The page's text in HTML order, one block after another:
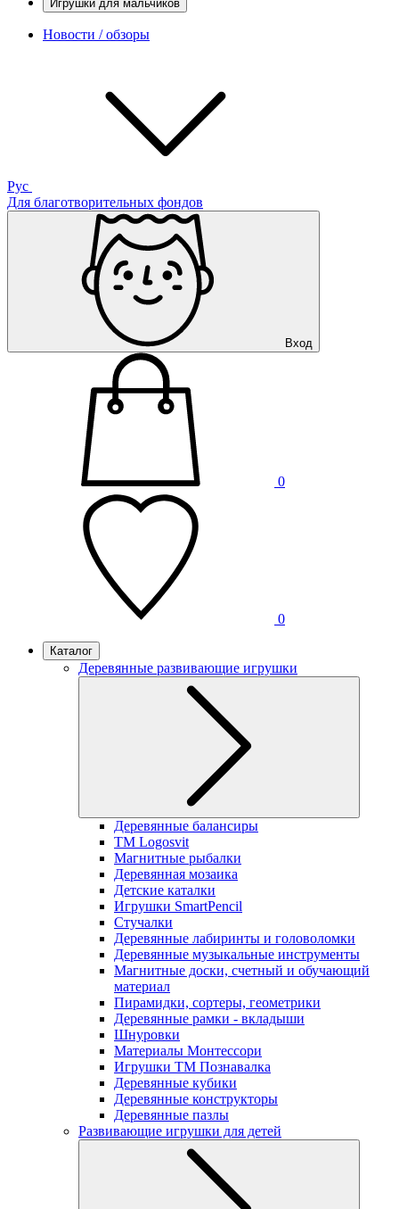
Игрушки для мальчиков
Новости / обзоры
Рус
Для благотворительных фондов
Вход
0
0
Каталог
Деревянные развивающие игрушки
Деревянные балансиры
TM Logosvit
Магнитные рыбалки
Деревянная мозаика
Детские каталки
Игрушки SmartPencil
Стучалки
Деревянные лабиринты и головоломки
Деревянные музыкальные инструменты
Магнитные доски, счетный и обучающий
материал
Пирамидки, сортеры, геометрики
Деревянные рамки - вкладыши
Шнуровки
Материалы Монтессори
Игрушки ТМ Познавалка
Деревянные кубики
Деревянные конструкторы
Деревянные пазлы
Развивающие игрушки для детей